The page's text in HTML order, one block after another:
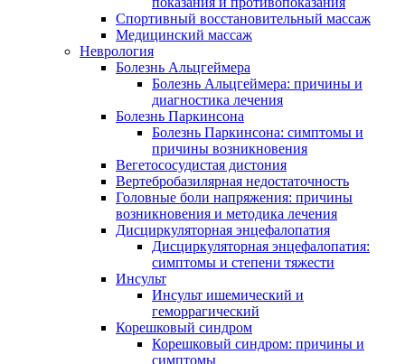
Спортивный восстановительный массаж
Медицинский массаж
Неврология
Болезнь Альцгеймера
Болезнь Альцгеймера: причины и
диагностика лечения
Болезнь Паркинсона
Болезнь Паркинсона: симптомы и
причины возникновения
Вегетососудистая дистония
Вертебробазилярная недостаточность
Головные боли напряжения: причины
возникновения и методика лечения
Дисциркуляторная энцефалопатия
Дисциркуляторная энцефалопатия:
симптомы и степени тяжести
Инсульт
Инсульт ишемический и
геморрагический
Корешковый синдром
Корешковый синдром: причины и
симптомы